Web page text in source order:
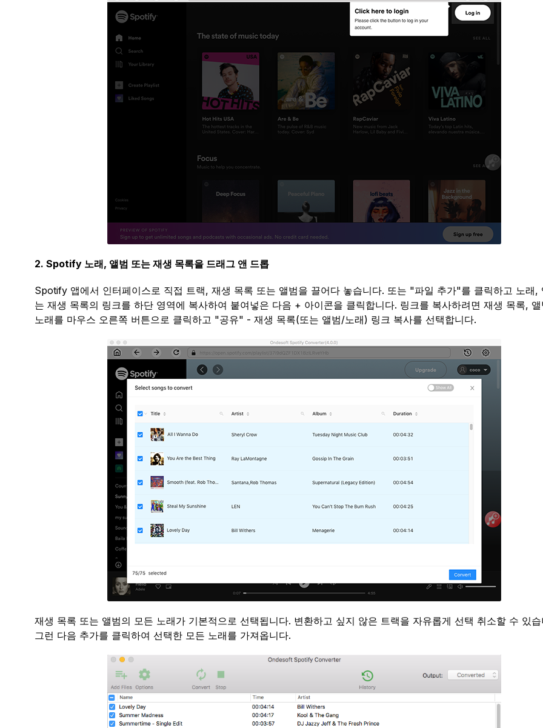
2. Spotify 노래, 앨범 또는 재생 목록을 드래그 앤 드롭
Spotify 앱에서 인터페이스로 직접 트랙, 재생 목록 또는 앨범을 끌어다 놓습니다. 또는 "파일 추가"를 클릭하고 노래,
는 재생 목록의 링크를 하단 영역에 복사하여 붙여넣은 다음 + 아이콘을 클릭합니다. 링크를 복사하려면 재생 목록,
노래를 마우스 오른쪽 버튼으로 클릭하고 "공유" - 재생 목록(또는 앨범/노래) 링크 복사를 선택합니다.
재생 목록 또는 앨범의 모든 노래가 기본적으로 선택됩니다. 변환하고 싶지 않은 트랙을 자유롭게 선택 취소할 수 있
그런 다음 추가를 클릭하여 선택한 모든 노래를 가져옵니다.